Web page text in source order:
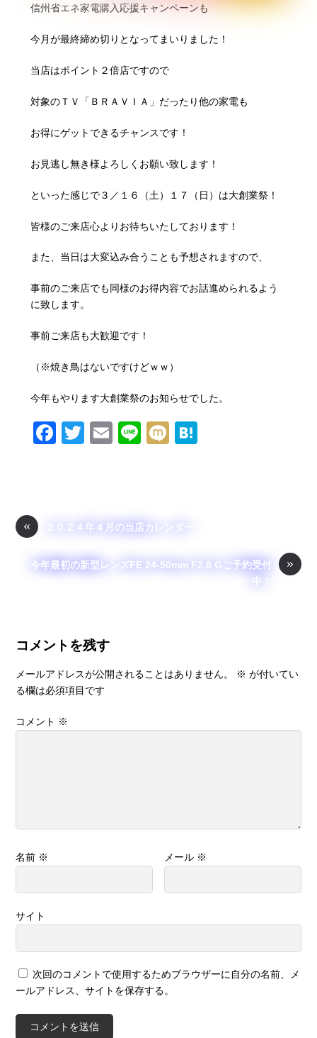
信州省エネ家電購入応援キャンペーンも
今月が最終締め切りとなってまいりました！
当店はポイント２倍店ですので
対象のＴＶ「ＢＲＡＶＩＡ」だったり他の家電も
お得にゲットできるチャンスです！
お見逃し無き様よろしくお願い致します！
といった感じで３／１６（土）１７（日）は大創業祭！
皆様のご来店心よりお待ちいたしております！
また、当日は大変込み合うことも予想されますので、
事前のご来店でも同様のお得内容でお話進められるよう
に致します。
事前ご来店も大歓迎です！
（※焼き鳥はないですけどｗｗ）
今年もやります大創業祭のお知らせでした。
F
b
o
T
E
Li
M
« ２０２４年４月の当店カレンダー
»
今年最初の新型レンズFE 24-50mm F2.8 Gご予約受付
中！
コメントを残す
メールアドレスが公開されることはありません。 ※ が付いてい
る欄は必須項目です
コメント ※
名前 ※ メール ※
サイト
次回のコメントで使用するためブラウザーに自分の名前、メ
ールアドレス、サイトを保存する。